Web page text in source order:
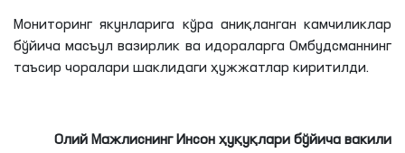
Мониторинг якунларига кўра аниқланган камчиликлар
бўйича масъул вазирлик ва идораларга Омбудсманнинг
таъсир чоралари шаклидаги ҳужжатлар киритилди.
Олий Мажлиснинг Инсон ҳуқуқлари бўйича вакили